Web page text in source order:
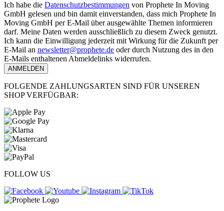
Ich habe die Datenschutzbestimmungen von Prophete In Moving
GmbH gelesen und bin damit einverstanden, dass mich Prophete In
Moving GmbH per E-Mail über ausgewählte Themen informieren
darf. Meine Daten werden ausschließlich zu diesem Zweck genutzt.
Ich kann die Einwilligung jederzeit mit Wirkung für die Zukunft per
E-Mail an newsletter@prophete.de oder durch Nutzung des in den
E-Mails enthaltenen Abmeldelinks widerrufen.
ANMELDEN
FOLGENDE ZAHLUNGSARTEN SIND FÜR UNSEREN
SHOP VERFÜGBAR:
FOLLOW US